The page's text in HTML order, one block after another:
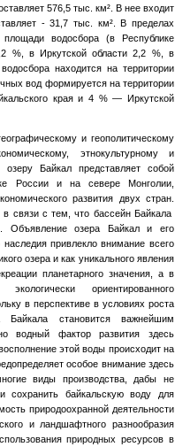
576,5 тыс. км². В нее входит
- 31,7 тыс. км². В пределах
водосбора (в Республике
%, в Иркутской области 2,2 %, в
находится на территории
вод формируется на территории
края и 4 % — Иркутской
и геополитическому
этнокультурному и
Байкал представляет собой
России и на севере Монголии,
развития двух стран.
связи с тем, что бассейн Байкала
Объявление озера Байкал и его
привлекло внимание всего
озера и как уникального явления
планетарного значения, а в
ориентированного
в перспективе в условиях роста
становится важнейшим
водный фактор развития здесь
этой воды происходит на
особое внимание здесь
виды производства, дабы не
сохранить байкальскую воду для
природоохранной деятельности
и ландшафтного разнообразия
природных ресурсов в